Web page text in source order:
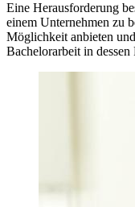
Eine Herausforderung
einem Unternehmen zu
Möglichkeit anbieten
Bachelorarbeit in dessen